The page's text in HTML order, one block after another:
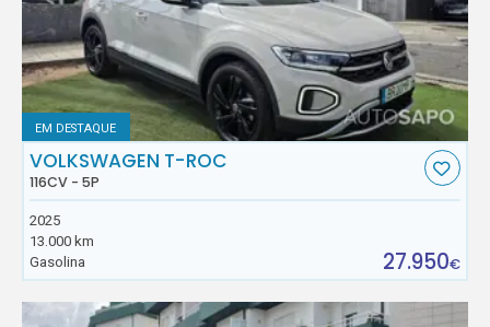
EM DESTAQUE
VOLKSWAGEN T-ROC
116CV - 5P
2025
13.000 km
Gasolina
27.950€